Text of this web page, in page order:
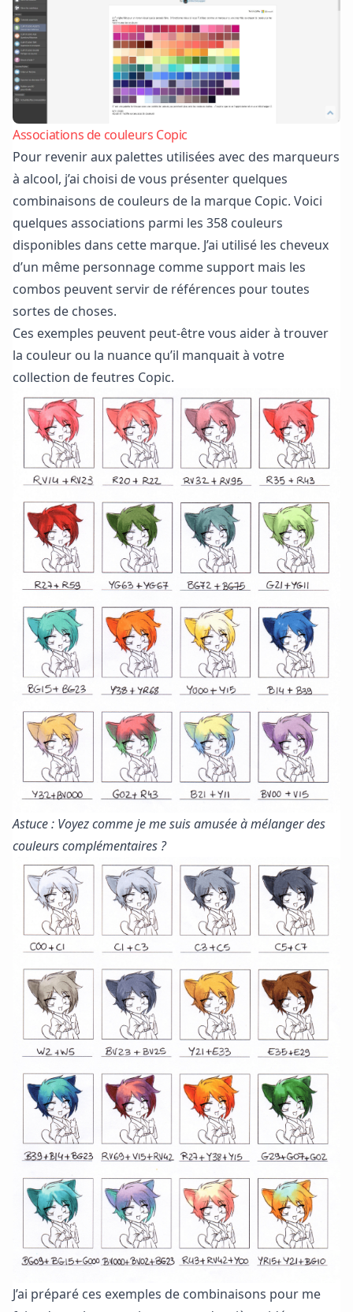
Associations de couleurs Copic
Pour revenir aux palettes utilisées avec des marqueurs
à alcool, j’ai choisi de vous présenter quelques
combinaisons de couleurs de la marque Copic. Voici
quelques associations parmi les 358 couleurs
disponibles dans cette marque. J’ai utilisé les cheveux
d’un même personnage comme support mais les
combos peuvent servir de références pour toutes
sortes de choses.
Ces exemples peuvent peut-être vous aider à trouver
la couleur ou la nuance qu’il manquait à votre
collection de feutres Copic.
Astuce : Voyez comme je me suis amusée à mélanger des
couleurs complémentaires ?
J’ai préparé ces exemples de combinaisons pour me